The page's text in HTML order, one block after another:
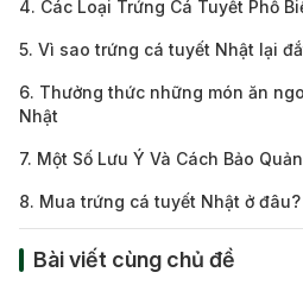
4. Các Loại Trứng Cá Tuyết Phổ
5. Vì sao trứng cá tuyết Nhật lại
6. Thưởng thức những món ăn
Nhật
7. Một Số Lưu Ý Và Cách Bảo
8. Mua trứng cá tuyết Nhật ở đâu?
Bài viết cùng chủ đề